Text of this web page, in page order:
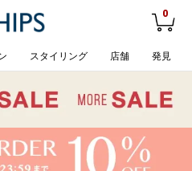
0
スタイリング 店舗 発見